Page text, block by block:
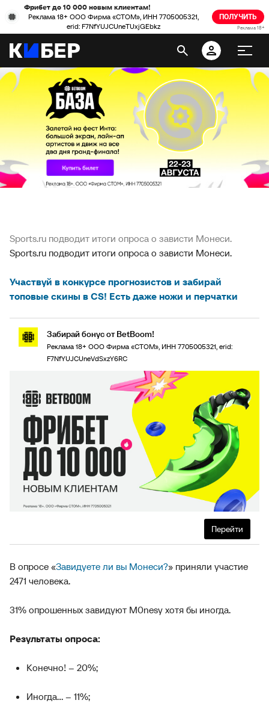
Фрибет до 10 000 новым клиентам!
Реклама 18+ ООО Фирма «СТОМ», ИНН 7705005321,
erid: F7NfYUJCUneTUxjGEbkz
ПОЛУЧИТЬ
Реклама 18+
Sports.ru подводит итоги опроса о зависти Монеси.
Sports.ru подводит итоги опроса о зависти Монеси.
Участвуй в конкурсе прогнозистов и забирай
топовые скины в CS! Есть даже ножи и перчатки
Забирай бонус от BetBoom!
Реклама 18+ ООО Фирма «СТОМ», ИНН 7705005321, erid:
F7NfYUJCUneVdSxzY6RC
Перейти
В опросе «Завидуете ли вы Монеси?» приняли участие
2471 человека.
31% опрошенных завидуют M0nesy хотя бы иногда.
Результаты опроса:
Конечно! – 20%;
Иногда... – 11%;